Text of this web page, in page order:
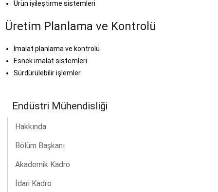
Ürün iyileştirme sistemleri
Üretim Planlama ve Kontrolü
İmalat planlama ve kontrolü
Esnek imalat sistemleri
Sürdürülebilir işlemler
Endüstri Mühendisliği
Hakkında
Bölüm Başkanı
Akademik Kadro
İdari Kadro